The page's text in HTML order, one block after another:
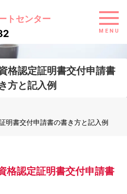
トセンター
MENU
格認定証明書交付申請書
方と記入例
明書交付申請書の書き方と記入例
格認定証明書交付申請書